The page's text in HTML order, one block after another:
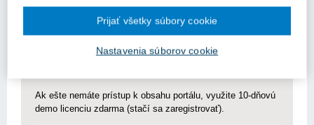
Pre zobrazenie článku nemáte dostatočné oprávnenia.
Odomknite si prístup k odbornému obsahu na portáli.
Prístup k obsahu portálu majú len registrovaní používatelia
Ak ešte nemáte prístup k obsahu portálu, využite 10-dňovú
demo licenciu zdarma (stačí sa zaregistrovať).
Nastavenia súborov cookie
Prijať všetky súbory cookie